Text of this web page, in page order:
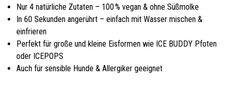
Nur 4 natürliche Zutaten – 100 % vegan & ohne Süßmolke
In 60 Sekunden angerührt – einfach mit Wasser mischen &
einfrieren
Perfekt für große und kleine Eisformen wie ICE BUDDY Pfoten
oder ICEPOPS
Auch für sensible Hunde & Allergiker geeignet